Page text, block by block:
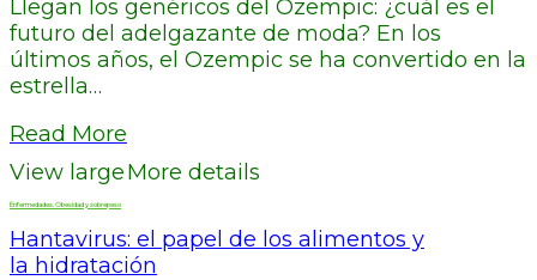
Llegan los genéricos del Ozempic: ¿cuál es el
futuro del adelgazante de moda? En los
últimos años, el Ozempic se ha convertido en la
estrella…
Read More
View largeMore details
Enfermedades. Obesidad y sobrepeso
Hantavirus: el papel de los alimentos y
la hidratación